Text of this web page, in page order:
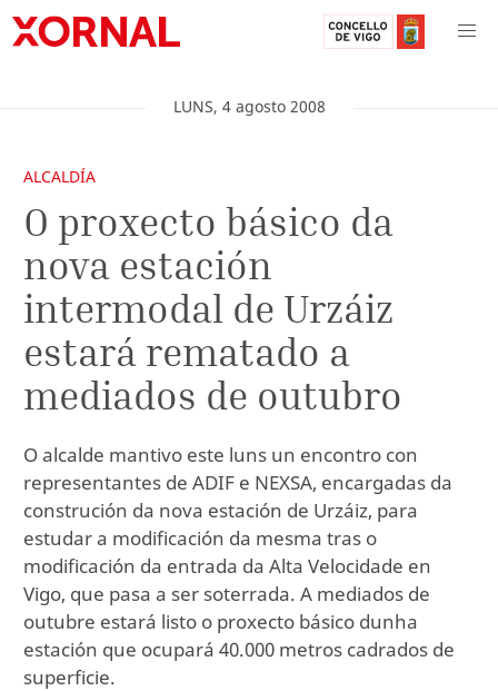
LUNS, 4 agosto 2008
ALCALDÍA
O proxecto básico da
nova estación
intermodal de Urzáiz
estará rematado a
mediados de outubro
O alcalde mantivo este luns un encontro con
representantes de ADIF e NEXSA, encargadas da
construción da nova estación de Urzáiz, para
estudar a modificación da mesma tras o
modificación da entrada da Alta Velocidade en
Vigo, que pasa a ser soterrada. A mediados de
outubre estará listo o proxecto básico dunha
estación que ocupará 40.000 metros cadrados de
superficie.